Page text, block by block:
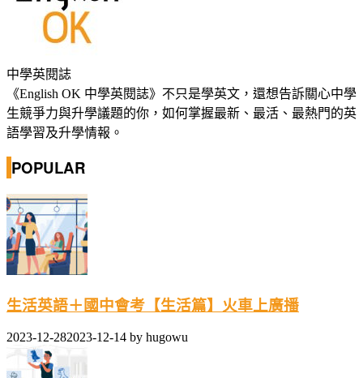
中學英閱誌
《English OK 中學英閱誌》不只是學英文，還想告訴關心中學
生競爭力與升學議題的你，如何掌握最新、最活、最熱門的英
語學習及升學情報。
POPULAR
生活英語＋國中會考【生活篇】火車上廣播
2023-12-282023-12-14 by hugowu